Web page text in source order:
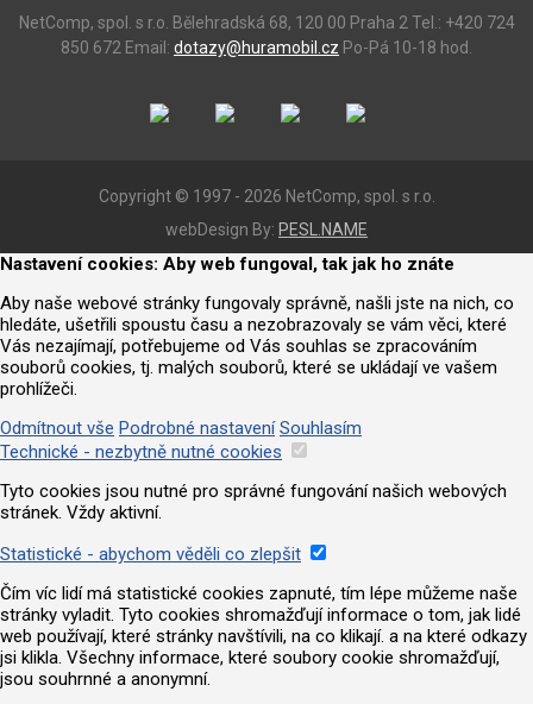
NetComp, spol. s r.o. Bělehradská 68, 120 00 Praha 2 Tel.: +420 724
850 672 Email: dotazy@huramobil.cz Po-Pá 10-18 hod.
Copyright © 1997 - 2026 NetComp, spol. s r.o.
webDesign By: PESL.NAME
Nastavení cookies: Aby web fungoval, tak jak ho znáte
Aby naše webové stránky fungovaly správně, našli jste na nich, co
hledáte, ušetřili spoustu času a nezobrazovaly se vám věci, které
Vás nezajímají, potřebujeme od Vás souhlas se zpracováním
souborů cookies, tj. malých souborů, které se ukládají ve vašem
prohlížeči.
Odmítnout vše Podrobné nastavení Souhlasím
Technické - nezbytně nutné cookies
Tyto cookies jsou nutné pro správné fungování našich webových
stránek. Vždy aktivní.
Statistické - abychom věděli co zlepšit
Čím víc lidí má statistické cookies zapnuté, tím lépe můžeme naše
stránky vyladit. Tyto cookies shromažďují informace o tom, jak lidé
web používají, které stránky navštívili, na co klikají. a na které odkazy
jsi klikla. Všechny informace, které soubory cookie shromažďují,
jsou souhrnné a anonymní.